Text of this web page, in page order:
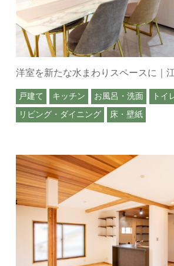
洋室を新たな水まわりスペースに｜
戸建て キッチン お風呂・洗面
トイ
リビング・ダイニング
床・壁紙